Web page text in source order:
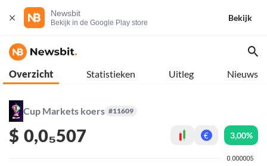
Newsbit
Bekijk in de Google Play store
Bekijk
Overzicht Statistieken Uitleg Nieuws
Cup Markets koers #11609
$ 0,0₅507 € 3,00%